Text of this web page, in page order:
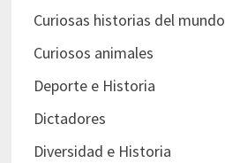
Curiosas historias del mundo
Curiosos animales
Deporte e Historia
Dictadores
Diversidad e Historia